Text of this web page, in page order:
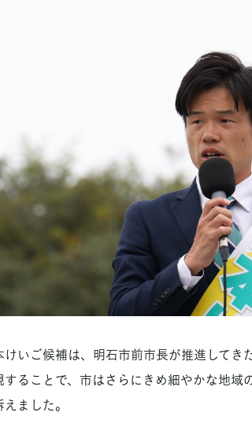
いご候補は、明石市前市長が推進してき
することで、市はさらにきめ細やかな地
ました。